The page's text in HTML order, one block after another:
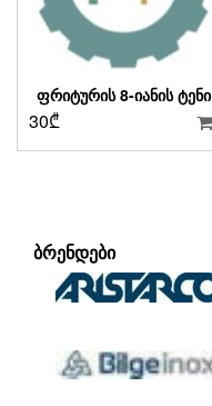
ᲤᲠᲘᲢᲣᲠᲘᲡ 8-ᲘᲐᲜᲘᲡ ᲢᲔᲜᲘ
30₾
ᲑᲠᲔᲜᲓᲔᲑᲘ